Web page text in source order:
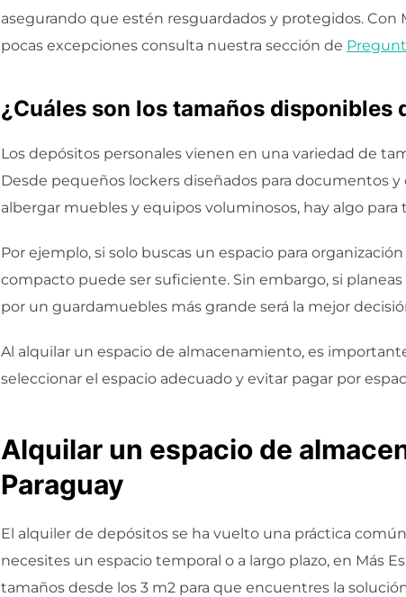
asegurando que estén resguardados y protegidos. Con
pocas excepciones consulta nuestra sección de
¿Cuáles son los tamaños disponibles
Los depósitos personales vienen en una variedad de
Desde pequeños lockers diseñados para documentos
albergar muebles y equipos voluminosos, hay algo para
Por ejemplo, si solo buscas un espacio para
compacto puede ser suficiente. Sin embargo, si
por un guardamuebles más grande será la mejor
Al alquilar un espacio de almacenamiento, es
seleccionar el espacio adecuado y evitar pagar por
Alquilar un espacio de
Paraguay
El alquiler de depósitos se ha vuelto una práctica
necesites un espacio temporal o a largo plazo, en Más
tamaños desde los 3 m2 para que encuentres la